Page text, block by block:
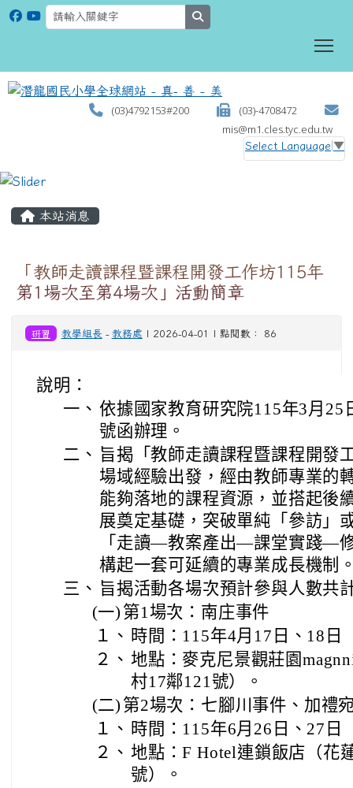
(03)4792153#200
(03)-4708472
mis@m1.cles.tyc.edu.tw
Select Language ▼
本站消息
「教師走讀課程暨課程開發工作坊115年
第1場次至第4場次」活動簡章
研習 教學組長 - 教務處 | 2026-04-01 | 點閱數： 86
說明：
一、 依據國家教育研究院115年3月25
號函辦理。
二、 旨揭「教師走讀課程暨課程開發
場域經驗出發，經由教師專業的
能夠落地的課程資源，並搭起後
展奠定基礎，突破單純「參訪」
「走讀—教案產出—課堂實踐—
構起一套可延續的專業成長機制
三、 旨揭活動各場次預計參與人數共
(一) 第1場次：南庄事件
１、 時間：115年4月17日、18日
２、 地點：麥克尼景觀莊園
村17鄰121號）。
(二) 第2場次：七腳川事件、加禮
１、 時間：115年6月26日、27日
２、 地點：F Hotel連鎖飯店（花
號）。